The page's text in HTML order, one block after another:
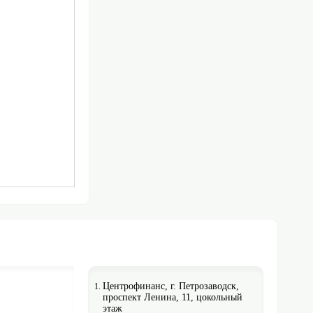
Центрофинанс, г. Петрозаводск,
проспект Ленина, 11, цокольный
этаж